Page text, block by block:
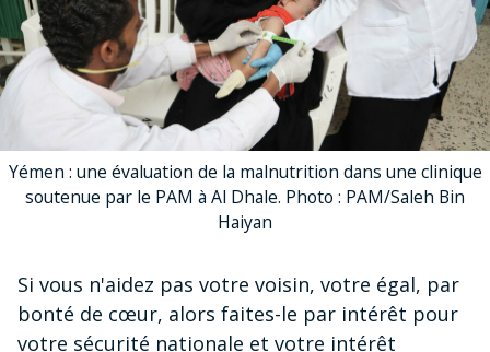
Yémen : une évaluation de la malnutrition dans une clinique
soutenue par le PAM à Al Dhale. Photo : PAM/Saleh Bin
Haiyan
Si vous n'aidez pas votre voisin, votre égal, par
bonté de cœur, alors faites-le par intérêt pour
votre sécurité nationale et votre intérêt